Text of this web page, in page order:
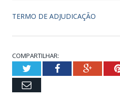
TERMO DE ADJUDICAÇÃO
COMPARTILHAR:
TwitterFacebook
Email